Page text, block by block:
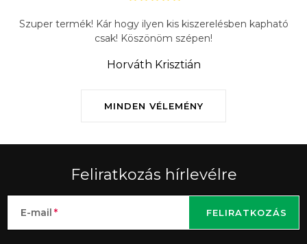
MINDEN VÉLEMÉNY
Szuper termék! Kár hogy ilyen kis kiszerelésben kapható
csak! Köszönöm szépen!
Horváth Krisztián
Feliratkozás hírlevélre
E-mail FELIRATKOZÁS